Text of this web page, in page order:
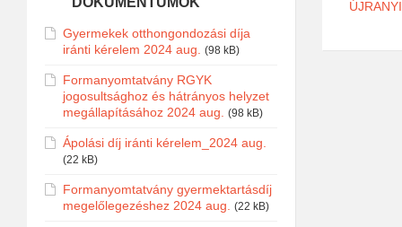
Gyermekek otthongondozási díja
iránti kérelem 2024 aug.
(98 kB)
Formanyomtatvány RGYK
jogosultsághoz és hátrányos helyzet
megállapításához 2024 aug.
(98 kB)
Ápolási díj iránti kérelem_2024 aug.
(22 kB)
Formanyomtatvány gyermektartásdíj
megelőlegezéshez 2024 aug.
(22 kB)